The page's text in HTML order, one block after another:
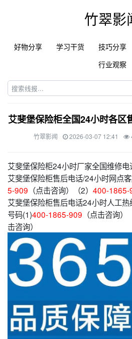
竹翠影
好物分享 学习干货 技巧分享
行业观察
艾斐堡保险柜全国24小时各区
竹翠影闻 2026-03-07 12:41
艾斐堡保险柜24小时厂家全国维修电
艾斐堡保险柜售后电话/24小时网点
5-909 （点击咨询）（2） 400-1865-
艾斐堡保险柜售后电话24小时人工
号码(1)400-1865-909 （点击咨询）
击咨询）